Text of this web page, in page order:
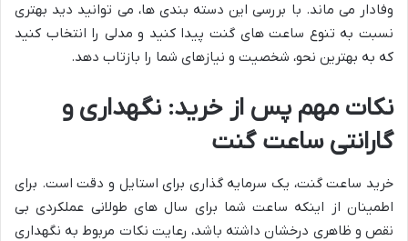
وفادار می ماند. با بررسی این دسته بندی ها، می توانید دید بهتری
نسبت به تنوع ساعت های گنت پیدا کنید و مدلی را انتخاب کنید
که به بهترین نحو، شخصیت و نیازهای شما را بازتاب دهد.
نکات مهم پس از خرید: نگهداری و
گارانتی ساعت گنت
خرید ساعت گنت، یک سرمایه گذاری برای استایل و دقت است. برای
اطمینان از اینکه ساعت شما برای سال های طولانی عملکردی بی
نقص و ظاهری درخشان داشته باشد، رعایت نکات مربوط به نگهداری